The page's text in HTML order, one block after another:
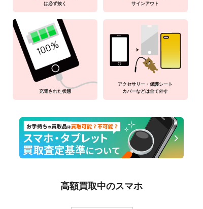
は必ず抜く
サインアウト
充電された状態
アクセサリー・保護シート
カバーなどは全て外す
高額買取中のスマホ